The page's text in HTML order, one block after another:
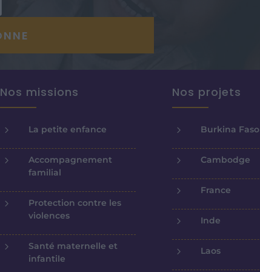
Nos missions
5 La petite enfance
5
Accompagnement
familial
5
Protection contre les
violences
5
Santé maternelle et
infantile
Nos projets
5 Burkina Faso
5 Cambodge
5 France
5 Inde
5 Laos